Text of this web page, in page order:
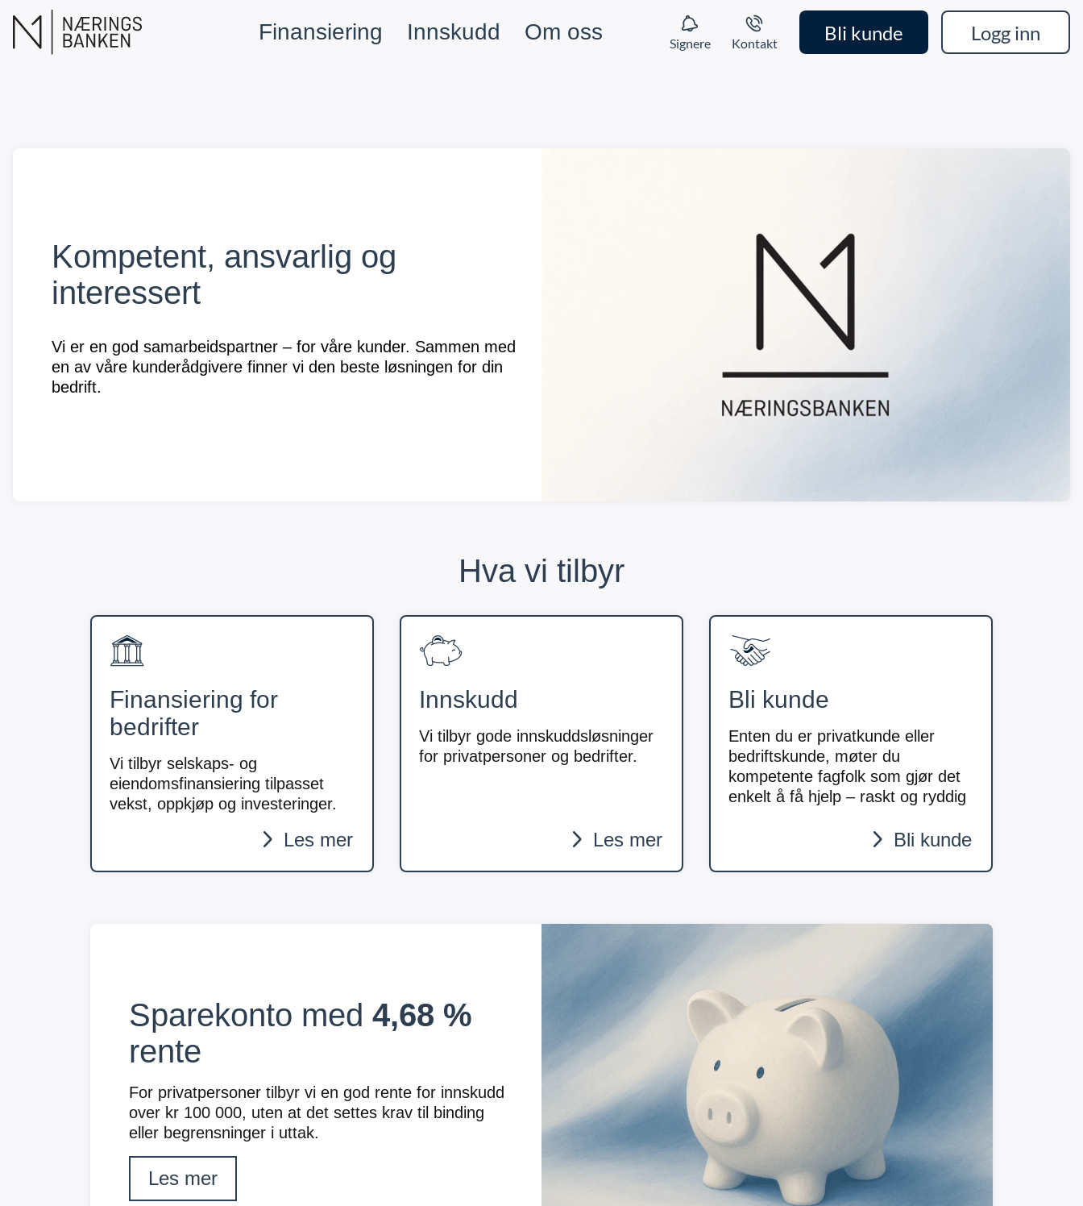
Finansiering Innskudd Om oss Signere Kontakt Bli kunde Logg inn
Kompetent, ansvarlig og
interessert
Vi er en god samarbeidspartner – for våre kunder. Sammen med
en av våre kunderådgivere finner vi den beste løsningen for din
bedrift.
Hva vi tilbyr
Finansiering for
bedrifter
Vi tilbyr selskaps- og
eiendomsfinansiering tilpasset
vekst, oppkjøp og investeringer.
Les mer
Innskudd
Vi tilbyr gode innskuddsløsninger
for privatpersoner og bedrifter.
Les mer
Bli kunde
Enten du er privatkunde eller
bedriftskunde, møter du
kompetente fagfolk som gjør det
enkelt å få hjelp – raskt og ryddig
Bli kunde
Sparekonto med 4,68 %
rente
For privatpersoner tilbyr vi en god rente for innskudd
over kr 100 000, uten at det settes krav til binding
eller begrensninger i uttak.
Les mer